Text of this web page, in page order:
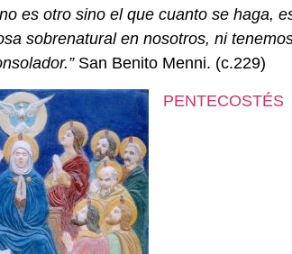
es otro sino el que cuanto se haga,
sobrenatural en nosotros, ni
San Benito Menni. (c.229)
PENTECOSTÉS